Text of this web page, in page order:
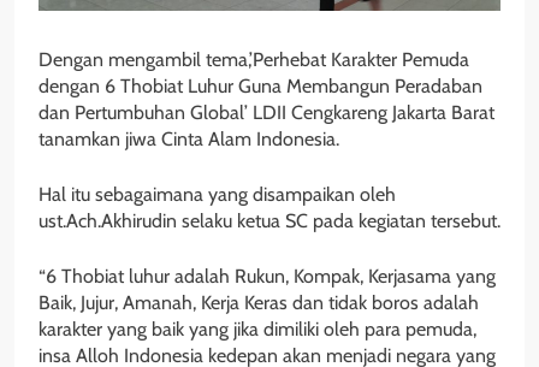
Dengan mengambil tema,’Perhebat Karakter Pemuda
dengan 6 Thobiat Luhur Guna Membangun Peradaban
dan Pertumbuhan Global’ LDII Cengkareng Jakarta Barat
tanamkan jiwa Cinta Alam Indonesia.
Hal itu sebagaimana yang disampaikan oleh
ust.Ach.Akhirudin selaku ketua SC pada kegiatan tersebut.
“6 Thobiat luhur adalah Rukun, Kompak, Kerjasama yang
Baik, Jujur, Amanah, Kerja Keras dan tidak boros adalah
karakter yang baik yang jika dimiliki oleh para pemuda,
insa Alloh Indonesia kedepan akan menjadi negara yang